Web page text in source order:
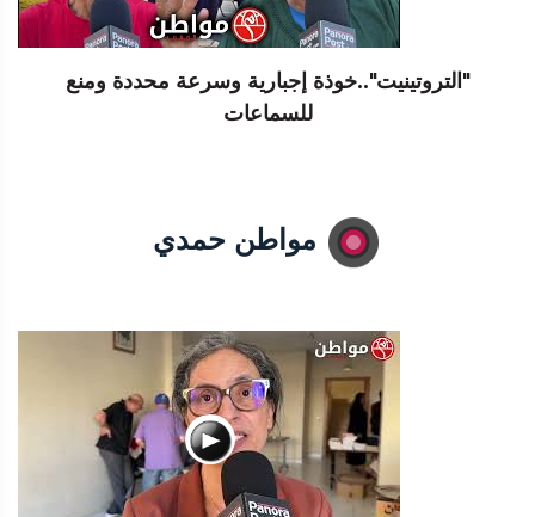
"التروتينيت"..خوذة إجبارية وسرعة محددة ومنع
للسماعات
مواطن حمدي